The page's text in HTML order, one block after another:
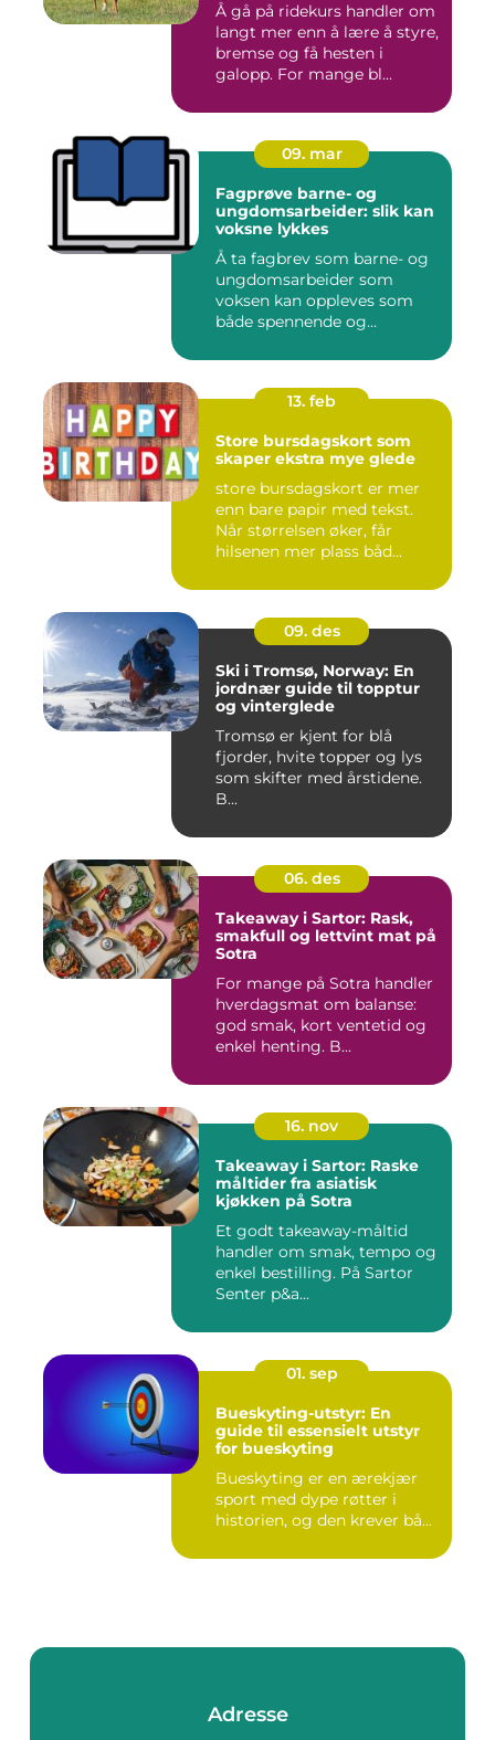
Å gå på ridekurs handler om
langt mer enn å lære å styre,
bremse og få hesten i
galopp. For mange bl...
09. mar
Fagprøve barne- og
ungdomsarbeider: slik kan
voksne lykkes
Å ta fagbrev som barne- og
ungdomsarbeider som
voksen kan oppleves som
både spennende og
13. feb
Store bursdagskort som
skaper ekstra mye glede
store bursdagskort er mer
enn bare papir med tekst.
Når størrelsen øker, får
hilsenen mer plass båd...
09. des
Ski i Tromsø, Norway: En
jordnær guide til topptur
og vinterglede
Tromsø er kjent for blå
fjorder, hvite topper og lys
som skifter med årstidene.
B...
06. des
Takeaway i Sartor: Rask,
smakfull og lettvint mat på
Sotra
For mange på Sotra handler
hverdagsmat om balanse:
god smak, kort ventetid og
enkel henting. B...
16. nov
Takeaway i Sartor: Raske
måltider fra asiatisk
kjøkken på Sotra
Et godt takeaway-måltid
handler om smak, tempo og
enkel bestilling. På Sartor
Senter p&a...
01. sep
Bueskyting-utstyr: En
guide til essensielt utstyr
for bueskyting
Bueskyting er en ærekjær
sport med dype røtter i
historien, og den krever bå...
Adresse